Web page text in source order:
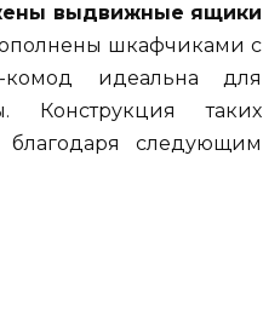
выдвижные ящики
шкафчиками с
комод идеальна для
Конструкция таких
благодаря следующим